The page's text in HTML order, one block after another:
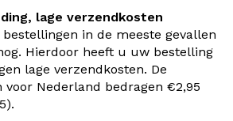
lage verzendkosten
in de meeste gevallen
Hierdoor heeft u uw bestelling
lage verzendkosten. De
voor Nederland bedragen €2,95